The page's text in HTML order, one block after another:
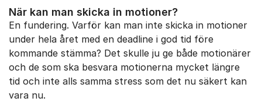
När kan man skicka in motioner?
En fundering. Varför kan man inte skicka in motioner
under hela året med en deadline i god tid före
kommande stämma? Det skulle ju ge både motionärer
och de som ska besvara motionerna mycket längre
tid och inte alls samma stress som det nu säkert kan
vara nu.